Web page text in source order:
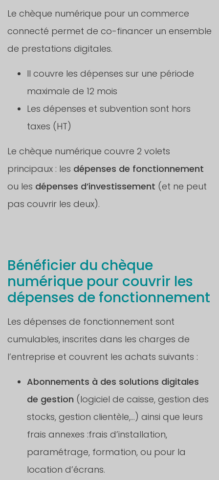
Le chèque numérique pour un commerce
connecté permet de co-financer un ensemble
de prestations digitales.
Il couvre les dépenses sur une période
maximale de 12 mois
Les dépenses et subvention sont hors
taxes (HT)
Le chèque numérique couvre 2 volets
principaux : les dépenses de fonctionnement
ou les dépenses d’investissement (et ne peut
pas couvrir les deux).
Bénéficier du chèque
numérique pour couvrir les
dépenses de fonctionnement
Les dépenses de fonctionnement sont
cumulables, inscrites dans les charges de
l’entreprise et couvrent les achats suivants :
Abonnements à des solutions digitales
de gestion (logiciel de caisse, gestion des
stocks, gestion clientèle,…) ainsi que leurs
frais annexes :frais d’installation,
paramétrage, formation, ou pour la
location d’écrans.